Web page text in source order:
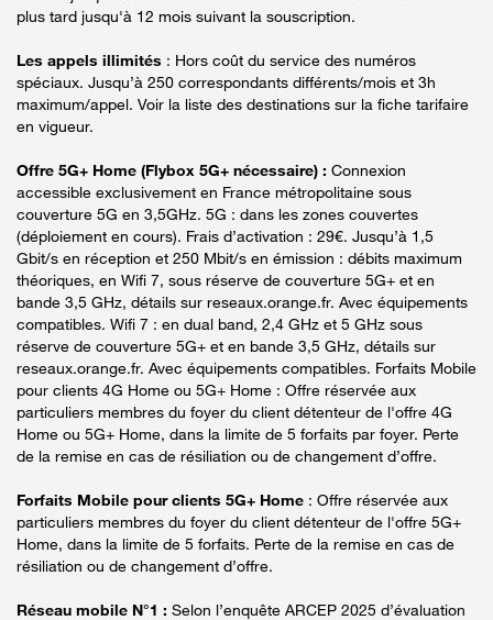
plus tard jusqu'à 12 mois suivant la souscription.
Les appels illimités : Hors coût du service des numéros
spéciaux. Jusqu’à 250 correspondants différents/mois et 3h
maximum/appel. Voir la liste des destinations sur la fiche tarifaire
en vigueur.
Offre 5G+ Home (Flybox 5G+ nécessaire) : Connexion
accessible exclusivement en France métropolitaine sous
couverture 5G en 3,5GHz. 5G : dans les zones couvertes
(déploiement en cours). Frais d’activation : 29€. Jusqu’à 1,5
Gbit/s en réception et 250 Mbit/s en émission : débits maximum
théoriques, en Wifi 7, sous réserve de couverture 5G+ et en
bande 3,5 GHz, détails sur reseaux.orange.fr. Avec équipements
compatibles. Wifi 7 : en dual band, 2,4 GHz et 5 GHz sous
réserve de couverture 5G+ et en bande 3,5 GHz, détails sur
reseaux.orange.fr. Avec équipements compatibles. Forfaits Mobile
pour clients 4G Home ou 5G+ Home : Offre réservée aux
particuliers membres du foyer du client détenteur de l'offre 4G
Home ou 5G+ Home, dans la limite de 5 forfaits par foyer. Perte
de la remise en cas de résiliation ou de changement d’offre.
Forfaits Mobile pour clients 5G+ Home : Offre réservée aux
particuliers membres du foyer du client détenteur de l'offre 5G+
Home, dans la limite de 5 forfaits. Perte de la remise en cas de
résiliation ou de changement d’offre.
Réseau mobile N°1 : Selon l’enquête ARCEP 2025 d’évaluation